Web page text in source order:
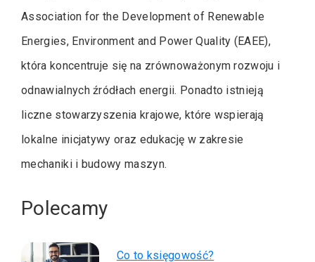
Association for the Development of Renewable
Energies, Environment and Power Quality (EAEE),
która koncentruje się na zrównoważonym rozwoju i
odnawialnych źródłach energii. Ponadto istnieją
liczne stowarzyszenia krajowe, które wspierają
lokalne inicjatywy oraz edukację w zakresie
mechaniki i budowy maszyn.
Polecamy
Co to księgowość?